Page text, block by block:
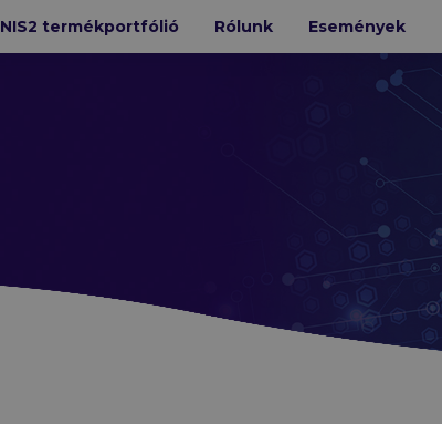
Kiteworks
NIS2 termékportfólió Rólunk Események